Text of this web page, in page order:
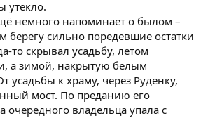
утекло.
немного напоминает о былом –
берегу сильно поредевшие остатки
то скрывал усадьбу, летом
а зимой, накрытую белым
усадьбы к храму, через Руденку,
мост. По преданию его
очередного владельца упала с